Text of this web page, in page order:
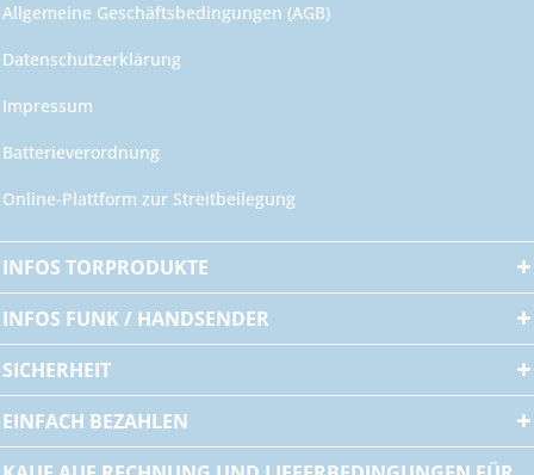
Allgemeine Geschäftsbedingungen (AGB)
Datenschutzerklärung
Impressum
Batterieverordnung
Online-Plattform zur Streitbeilegung
INFOS TORPRODUKTE
INFOS FUNK / HANDSENDER
SICHERHEIT
EINFACH BEZAHLEN